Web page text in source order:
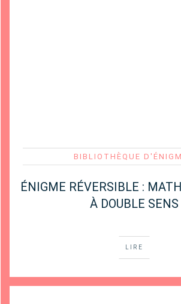
BIBLIOTHÈQUE
ÉNIGME RÉVERSIBLE :
À DOUBLE SENS
LIRE